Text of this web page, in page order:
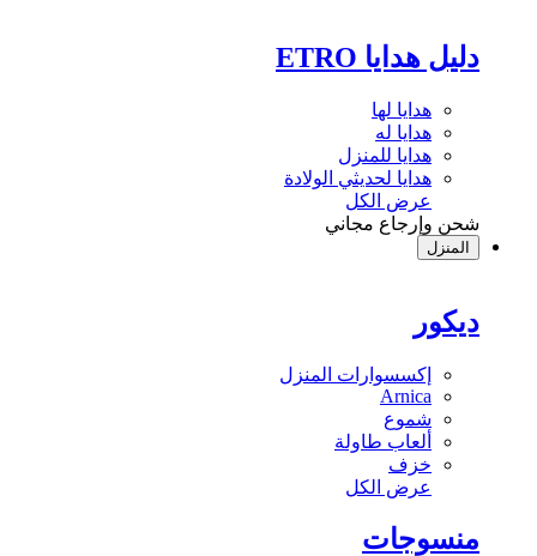
دليل هدايا ETRO
هدايا لها
هدايا له
هدايا للمنزل
هدايا لحديثي الولادة
عرض الكل
شحن وإرجاع مجاني
المنزل
ديكور
إكسسوارات المنزل
Arnica
شموع
ألعاب طاولة
خزف
عرض الكل
منسوجات